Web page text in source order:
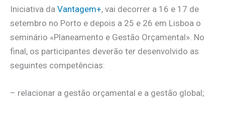
Iniciativa da Vantagem+, vai decorrer a 16 e 17 de
setembro no Porto e depois a 25 e 26 em Lisboa o
seminário «Planeamento e Gestão Orçamental». No
final, os participantes deverão ter desenvolvido as
seguintes competências:
– relacionar a gestão orçamental e a gestão global;